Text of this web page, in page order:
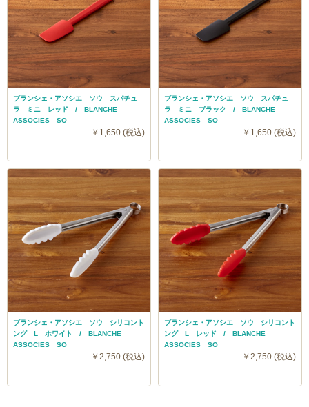
ブランシェ・アソシエ ソウ スパチュ
ラ ミニ レッド / BLANCHE
ASSOCIES SO
￥1,650 (税込)
ブランシェ・アソシエ ソウ スパチュ
ラ ミニ ブラック / BLANCHE
ASSOCIES SO
￥1,650 (税込)
ブランシェ・アソシエ ソウ シリコント
ング L ホワイト / BLANCHE
ASSOCIES SO
￥2,750 (税込)
ブランシェ・アソシエ ソウ シリコント
ング L レッド / BLANCHE
ASSOCIES SO
￥2,750 (税込)